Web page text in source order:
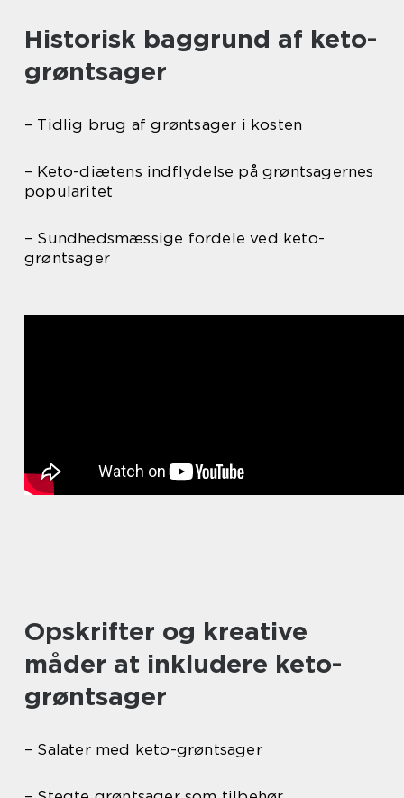
Historisk baggrund af keto-
grøntsager
– Tidlig brug af grøntsager i kosten
– Keto-diætens indflydelse på grøntsagernes
popularitet
– Sundhedsmæssige fordele ved keto-
grøntsager
Opskrifter og kreative
måder at inkludere keto-
grøntsager
– Salater med keto-grøntsager